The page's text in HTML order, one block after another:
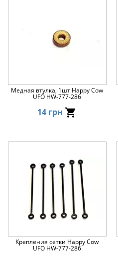
Ціна
Медная втулка, 1шт Happy Cow
UFO HW-777-286
14 грн
Крепления сетки Happy Cow
UFO HW-777-286